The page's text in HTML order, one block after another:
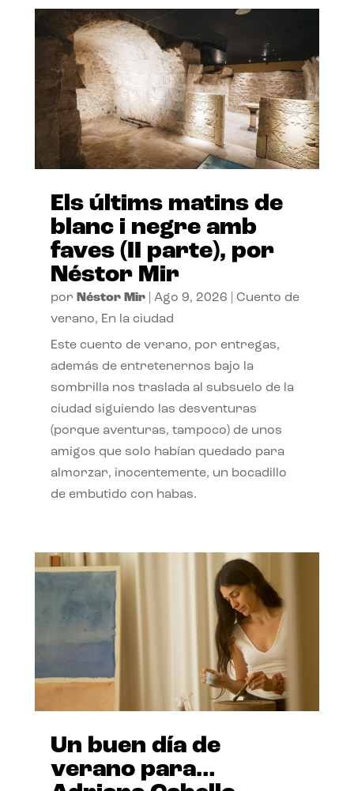
Els últims matins de
blanc i negre amb
faves (II parte), por
Néstor Mir
por Néstor Mir| Ago 9, 2026
Cuento de
verano, En la ciudad
Este cuento de verano, por entregas,
además de entretenernos bajo la
sombrilla nos traslada al subsuelo de la
ciudad siguiendo las desventuras
(porque aventuras, tampoco) de unos
amigos que solo habían quedado para
almorzar, inocentemente, un bocadillo
de embutido con habas.
Un buen día de
verano para…